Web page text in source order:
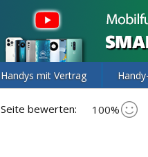
Handys mit Vertrag
Seite bewerten: 100%